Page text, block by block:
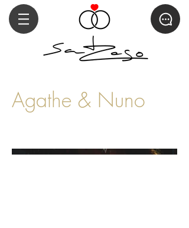
Agathe & Nuno